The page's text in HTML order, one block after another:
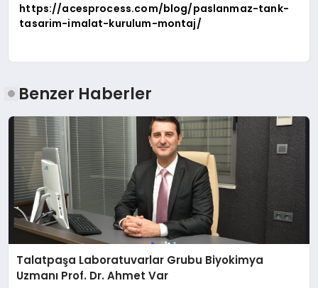
https://acesprocess.com/blog/paslanmaz-tank-
tasarim-imalat-kurulum-montaj/
Benzer Haberler
Talatpaşa Laboratuvarlar Grubu Biyokimya
Uzmanı Prof. Dr. Ahmet Var